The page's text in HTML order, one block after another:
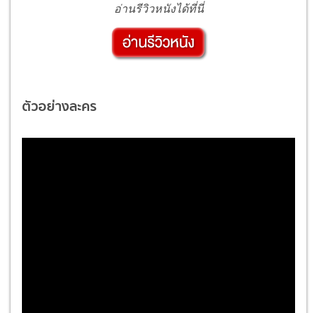
อ่านรีวิวหนังได้ที่นี่
ตัวอย่างละคร